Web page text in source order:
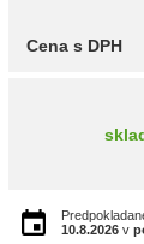
Cena s DPH
10.8.2026 v